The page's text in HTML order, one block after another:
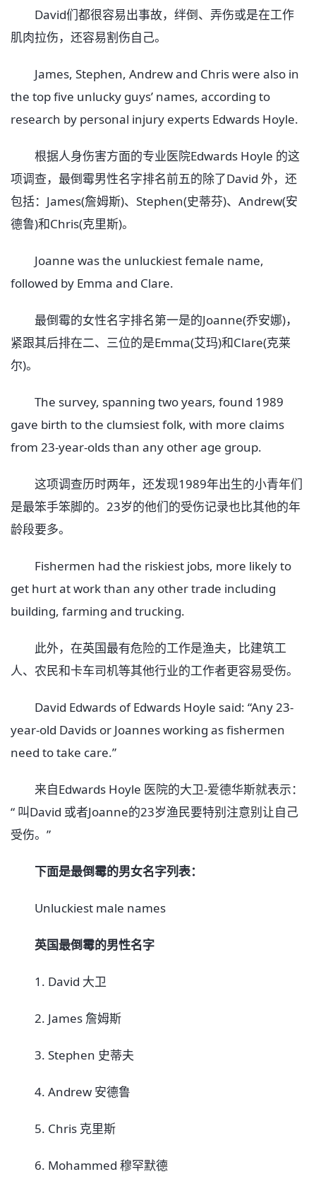
David们都很容易出事故，绊倒、弄伤或是在工作
肌肉拉伤，还容易割伤自己。
James, Stephen, Andrew and Chris were also in
the top five unlucky guys’ names, according to
research by personal injury experts Edwards Hoyle.
根据人身伤害方面的专业医院Edwards Hoyle 的这
项调查，最倒霉男性名字排名前五的除了David 外，还
包括：James(詹姆斯)、Stephen(史蒂芬)、Andrew(安
德鲁)和Chris(克里斯)。
Joanne was the unluckiest female name,
followed by Emma and Clare.
最倒霉的女性名字排名第一是的Joanne(乔安娜)，
紧跟其后排在二、三位的是Emma(艾玛)和Clare(克莱
尔)。
The survey, spanning two years, found 1989
gave birth to the clumsiest folk, with more claims
from 23-year-olds than any other age group.
这项调查历时两年，还发现1989年出生的小青年们
是最笨手笨脚的。23岁的他们的受伤记录也比其他的年
龄段要多。
Fishermen had the riskiest jobs, more likely to
get hurt at work than any other trade including
building, farming and trucking.
此外，在英国最有危险的工作是渔夫，比建筑工
人、农民和卡车司机等其他行业的工作者更容易受伤。
David Edwards of Edwards Hoyle said: “Any 23-
year-old Davids or Joannes working as fishermen
need to take care.”
来自Edwards Hoyle 医院的大卫-爱德华斯就表示：
“ 叫David 或者Joanne的23岁渔民要特别注意别让自己
受伤。”
下面是最倒霉的男女名字列表：
Unluckiest male names
英国最倒霉的男性名字
1. David 大卫
2. James 詹姆斯
3. Stephen 史蒂夫
4. Andrew 安德鲁
5. Chris 克里斯
6. Mohammed 穆罕默德